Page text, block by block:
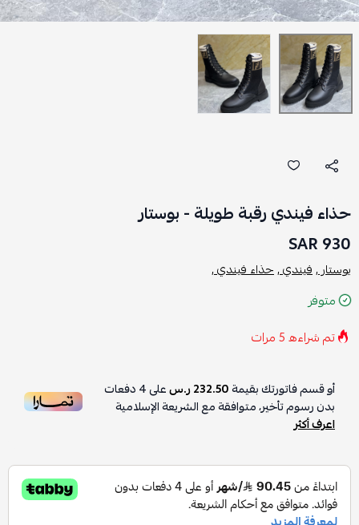
حذاء فيندي رقبة طويلة - بوستار
930 SAR
يوستار ,فيندي ,حذاء فيندي ,
متوفر
تم شراءه5مرات
أو قسم فاتورتك بقيمة232.50 ر.س على4دفعات
بدون رسوم تأخير، متوافقة مع الشريعة الإسلامية
اعرف أكثر